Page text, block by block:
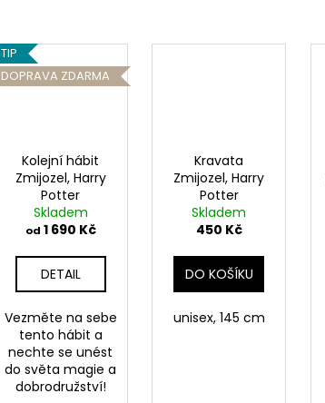
TIP
DOPRAVA ZDARMA
Kolejní hábit
Zmijozel, Harry
Potter
Skladem
od 1 690 Kč
DETAIL
Vezměte na sebe
tento hábit a
nechte se unést
do světa magie a
dobrodružství!
Kravata
Zmijozel, Harry
Potter
Skladem
450 Kč
DO KOŠÍKU
unisex, 145 cm